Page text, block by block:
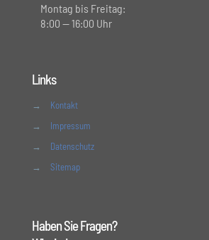
Montag bis Freitag:
8:00 — 16:00 Uhr
Links
→
Kontakt
→
Impressum
→
Datenschutz
→
Sitemap
Haben Sie Fragen?